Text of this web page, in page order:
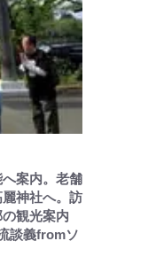
案内。老舗
神社へ。訪
観光案内
談義fromソ